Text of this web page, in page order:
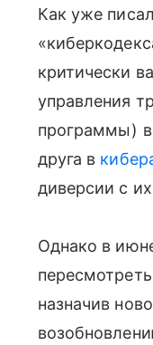
Как уже
критически
управления
программы) в
друга в
диверсии с
Однако в
назначив